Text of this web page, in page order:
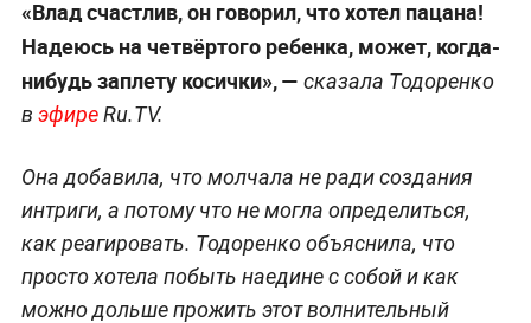
«Влад счастлив, он говорил, что хотел пацана!
Надеюсь на четвёртого ребенка, может, когда-
нибудь заплету косички», — сказала Тодоренко
в эфиреRu.TV.
Она добавила, что молчала не ради создания
интриги, а потому что не могла определиться,
как реагировать. Тодоренко объяснила, что
просто хотела побыть наедине с собой и как
можно дольше прожить этот волнительный